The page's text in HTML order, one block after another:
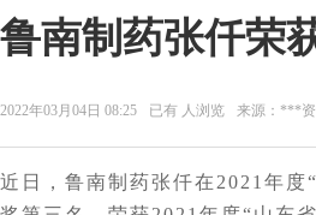
鲁南制药张仟荣
2022年03月04日 08:25 已有 人浏览 来源：***资
近日，鲁南制药张仟在2021年